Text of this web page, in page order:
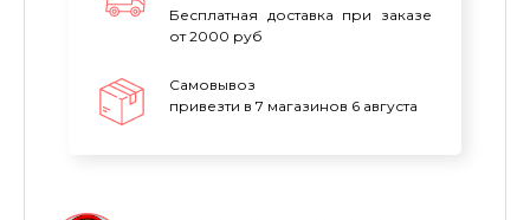
Бесплатная доставка при заказе
от 2000 руб
Самовывоз
привезти в 7 магазинов 6 августа